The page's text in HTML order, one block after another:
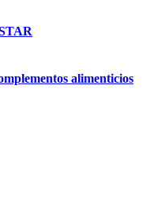
alimenticios